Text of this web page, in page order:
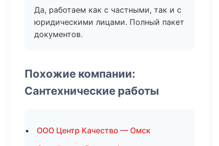
Да, работаем как с частными, так и с
юридическими лицами. Полный пакет
документов.
Похожие компании:
Сантехнические работы
ООО Центр Качество — Омск